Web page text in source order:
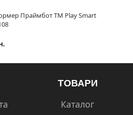
Праймбот TM Play Smart
ТОВАРИ
Каталог